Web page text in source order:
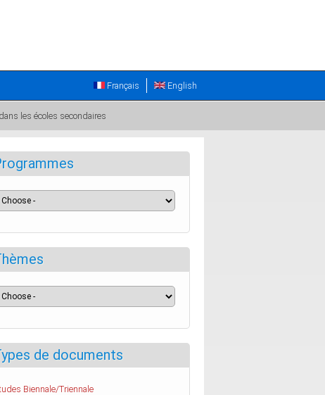
English
Français
les écoles secondaires
de documents
Biennale/Triennale